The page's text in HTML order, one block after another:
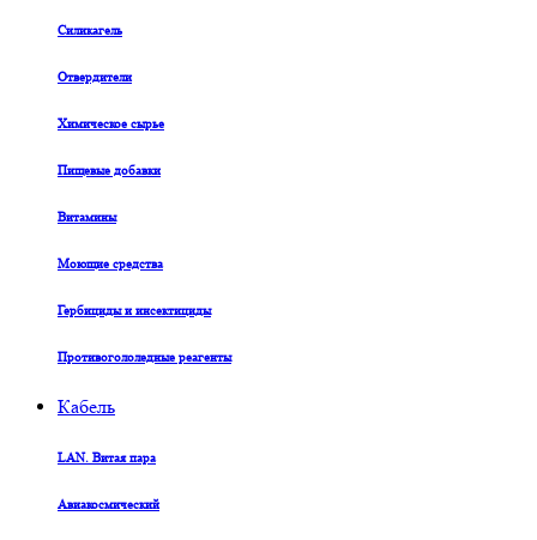
Силикагель
Отвердители
Химическое сырье
Пищевые добавки
Витамины
Моющие средства
Гербициды и инсектициды
Противогололедные реагенты
Кабель
LAN. Витая пара
Авиакосмический